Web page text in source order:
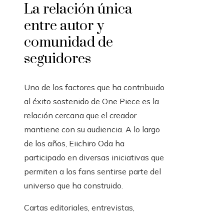
La relación única
entre autor y
comunidad de
seguidores
Uno de los factores que ha contribuido
al éxito sostenido de One Piece es la
relación cercana que el creador
mantiene con su audiencia. A lo largo
de los años, Eiichiro Oda ha
participado en diversas iniciativas que
permiten a los fans sentirse parte del
universo que ha construido.
Cartas editoriales, entrevistas,